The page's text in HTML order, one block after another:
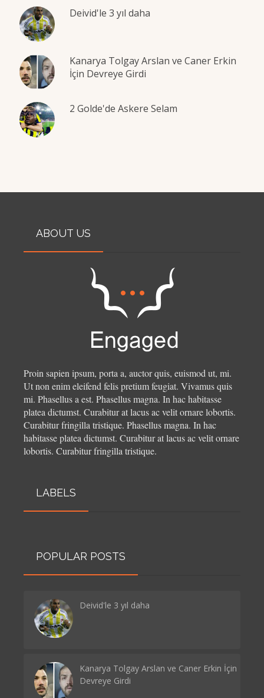
Deivid'le 3 yıl daha
Kanarya Tolgay Arslan ve Caner Erkin
İçin Devreye Girdi
2 Golde'de Askere Selam
ABOUT US
Proin sapien ipsum, porta a, auctor quis, euismod ut, mi.
Ut non enim eleifend felis pretium feugiat. Vivamus quis
mi. Phasellus a est. Phasellus magna. In hac habitasse
platea dictumst. Curabitur at lacus ac velit ornare lobortis.
Curabitur fringilla tristique. Phasellus magna. In hac
habitasse platea dictumst. Curabitur at lacus ac velit ornare
lobortis. Curabitur fringilla tristique.
LABELS
POPULAR POSTS
Deivid'le 3 yıl daha
Kanarya Tolgay Arslan ve Caner Erkin İçin
Devreye Girdi